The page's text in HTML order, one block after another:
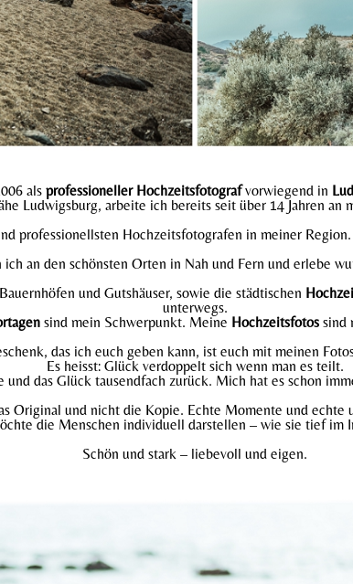
als professioneller Hochzeitsfotografvorwiegend in
Ludwigsburg, arbeite ich bereits seit über 14 Jahren
professionellsten Hochzeitsfotografen in meiner
an den schönsten Orten in Nah und Fern und erlebe
und Gutshäuser, sowie die städtischen
unterwegs.
sind mein Schwerpunkt. Meine Hochzeitsfotos sind
das ich euch geben kann, ist euch mit meinen
Es heisst: Glück verdoppelt sich wenn man es teilt.
und das Glück tausendfach zurück. Mich hat es schon
Original und nicht die Kopie. Echte Momente und echte
die Menschen individuell darstellen – wie sie tief im
Schön und stark – liebevoll und eigen.